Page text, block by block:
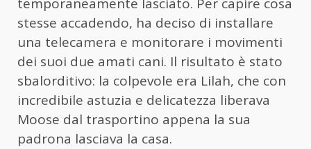
temporaneamente lasciato. Per capire cosa
stesse accadendo, ha deciso di installare
una telecamera e monitorare i movimenti
dei suoi due amati cani. Il risultato è stato
sbalorditivo: la colpevole era Lilah, che con
incredibile astuzia e delicatezza liberava
Moose dal trasportino appena la sua
padrona lasciava la casa.